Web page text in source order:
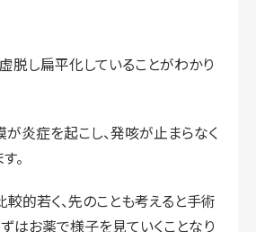
脱し扁平化していることがわかり
炎症を起こし、発咳が止まらなく
。
的若く、先のことも考えると手術
はお薬で様子を見ていくことなり